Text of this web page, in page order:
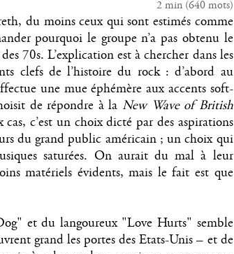
2 min(640mots)
du moins ceux qui sont estimés comme
pourquoi le groupe n’a pas obtenu le
70s. L’explication est à chercher dans les
clefs de l’histoire du rock : d’abord au
une mue éphémère aux accents soft-
de répondre à la New Wave of British
c’est un choix dicté par des aspirations
du grand public américain ; un choix qui
saturées. On aurait du mal à leur
matériels évidents, mais le fait est que
et du langoureux "Love Hurts" semble
grand les portes des Etats-Unis – et de